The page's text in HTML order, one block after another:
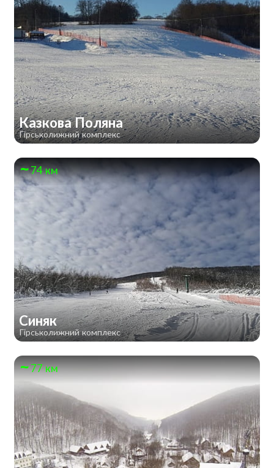
Казкова Поляна
Гірськолижний комплекс
74 км
Синяк
Гірськолижний комплекс
77 км